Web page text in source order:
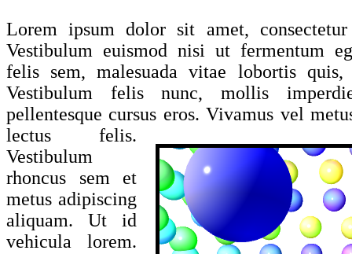
Lorem ipsum dolor sit amet,
Vestibulum euismod nisi ut fermentum
felis sem, malesuada vitae lobortis
Vestibulum felis nunc, mollis
pellentesque cursus eros. Vivamus vel
lectus felis.
Vestibulum
rhoncus sem et
metus adipiscing
aliquam. Ut id
vehicula lorem.